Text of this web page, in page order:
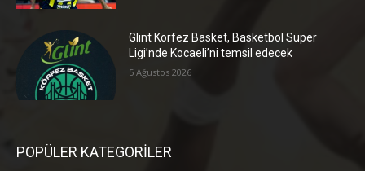
Glint Körfez Basket, Basketbol Süper
Ligi’nde Kocaeli’ni temsil edecek
5 Ağustos 2026
POPÜLER KATEGORİLER